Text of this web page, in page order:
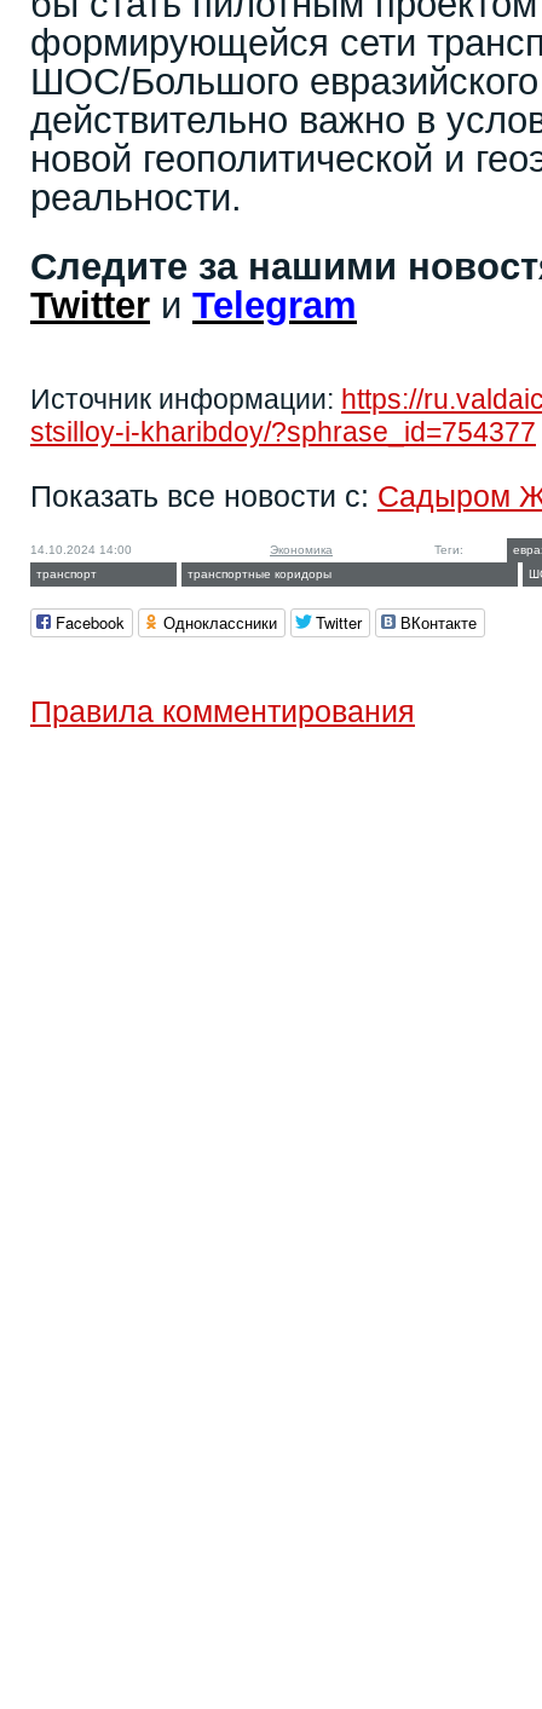
формирующейся сети
ШОС/Большого евразийского
действительно важно в
новой геополитической и
реальности.
Следите за нашими
Twitter и Telegram
Источник информации: https://
stsilloy-i-kharibdoy/?sphrase_id=754377
Показать все новости с: Садыром
14.10.2024 14:00 Экономика Теги:
транспорт
транспортные коридоры
Facebook Одноклассники Twitter ВКонтакте
Правила комментирования